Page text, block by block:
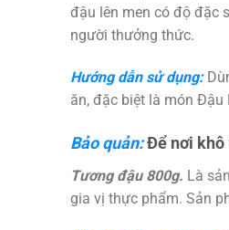
đậu lên men có độ đặc
người thưởng thức.
Hướng dẫn sử dụng:
ăn, đặc biệt là món Đậu
Bảo quản:Để nơi khô
Tương đậu 800g. Là
gia vị thực phẩm. Sản